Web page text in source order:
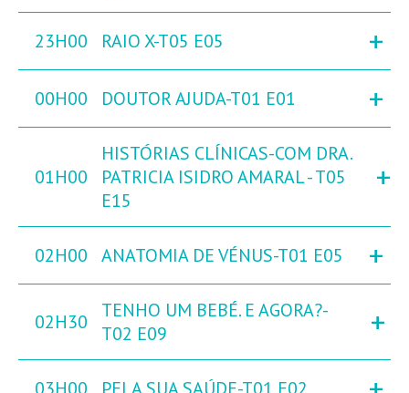
23H00 RAIO X-T05 E05 +
00H00 DOUTOR AJUDA-T01 E01 +
01H00
HISTÓRIAS CLÍNICAS-COM DRA.
PATRICIA ISIDRO AMARAL - T05
E15
+
02H00 ANATOMIA DE VÉNUS-T01 E05 +
02H30
TENHO UM BEBÉ. E AGORA?-
T02 E09
+